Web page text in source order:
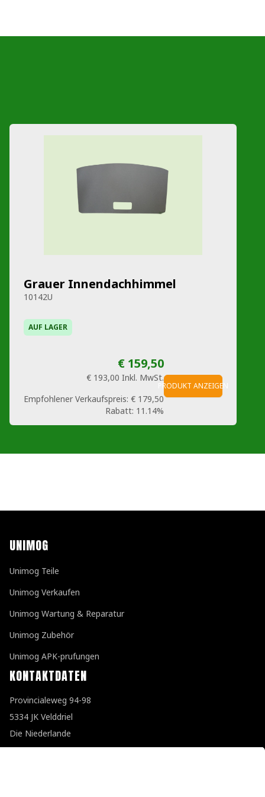
Grauer Innendachhimmel
10142U
AUF LAGER
€ 159,50
€ 193,00 Inkl. MwSt.
Empfohlener Verkaufspreis: € 179,50
Rabatt: 11.14%
PRODUKT ANZEIGEN
UNIMOG
Unimog Teile
Unimog Verkaufen
Unimog Wartung & Reparatur
Unimog Zubehör
Unimog APK-prufungen
KONTAKTDATEN
Provincialeweg 94-98
5334 JK Velddriel
Die Niederlande